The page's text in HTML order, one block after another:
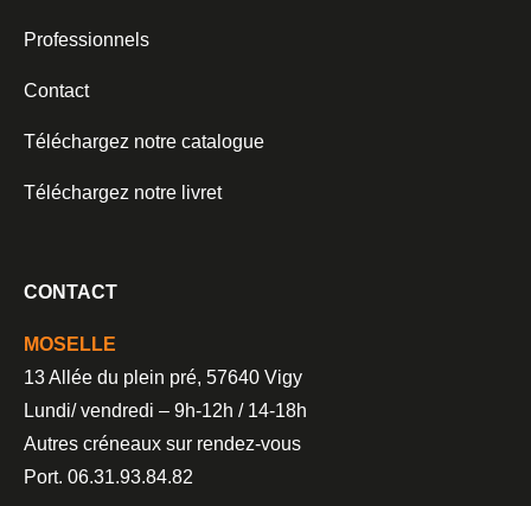
Professionnels
Contact
Téléchargez notre catalogue
Téléchargez notre livret
CONTACT
MOSELLE
13 Allée du plein pré, 57640 Vigy
Lundi/ vendredi – 9h-12h / 14-18h
Autres créneaux sur rendez-vous
Port. 06.31.93.84.82